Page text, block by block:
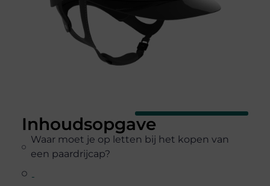
Inhoudsopgave
Waar moet je op letten bij het kopen van
een paardrijcap?